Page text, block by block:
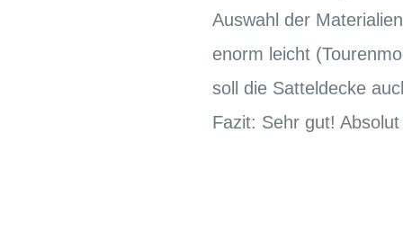
Auswahl der
enorm leicht
soll die Satteldecke
Fazit: Sehr gut!